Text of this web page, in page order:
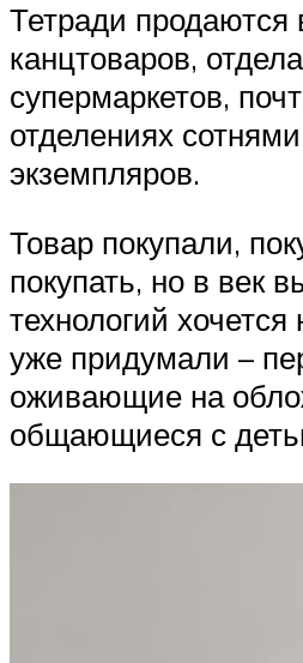
Тетради продаются
канцтоваров,
супермаркетов,
отделениях
экземпляров.
Товар покупали,
покупать, но в век
технологий
уже придумали –
оживающие на
общающиеся с